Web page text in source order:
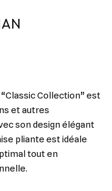
Collection” est
et autres
son design élégant
pliante est idéale
tout en